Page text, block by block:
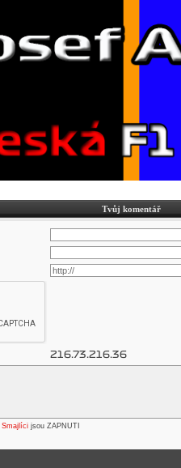
Tvůj komentář
216.73.216.36
Smajlíci jsou ZAPNUTI